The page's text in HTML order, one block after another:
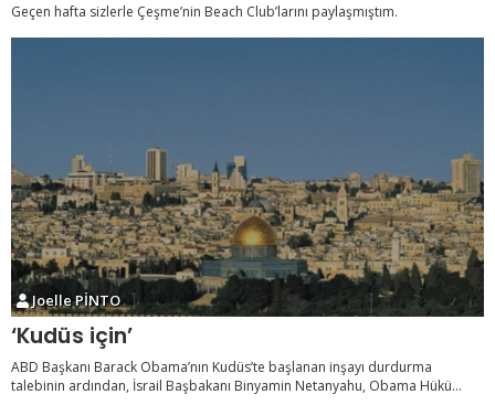
Geçen hafta sizlerle Çeşme’nin Beach Club’larını paylaşmıştım.
Joelle PİNTO
‘Kudüs için’
ABD Başkanı Barack Obama’nın Kudüs’te başlanan inşayı durdurma
talebinin ardından, İsrail Başbakanı Binyamin Netanyahu, Obama Hükü...